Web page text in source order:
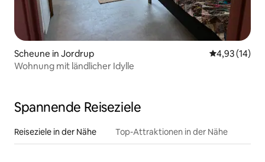
Scheune in Jordrup
4,93 (14)
Wohnung mit ländlicher Idylle
Spannende Reiseziele
Reiseziele in der Nähe Top-Attraktionen in der Nähe